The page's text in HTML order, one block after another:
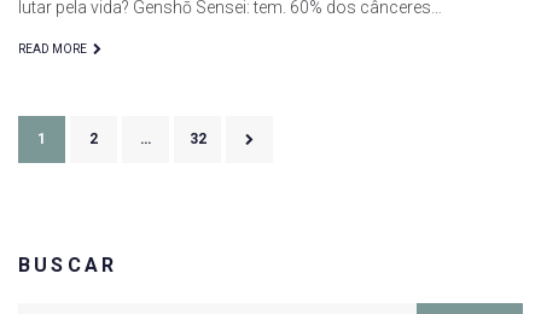
lutar pela vida? Genshō Sensei: tem. 60% dos cânceres…
READ MORE
Paginação
de
1 2 … 32
BUSCAR